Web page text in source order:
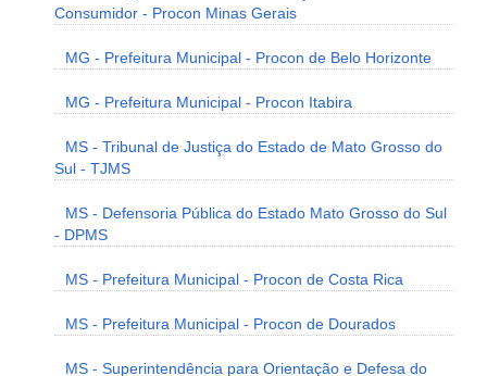
Consumidor - Procon Minas Gerais
MG - Prefeitura Municipal - Procon de Belo Horizonte
MG - Prefeitura Municipal - Procon Itabira
MS - Tribunal de Justiça do Estado de Mato Grosso do
Sul - TJMS
MS - Defensoria Pública do Estado Mato Grosso do Sul
- DPMS
MS - Prefeitura Municipal - Procon de Costa Rica
MS - Prefeitura Municipal - Procon de Dourados
MS - Superintendência para Orientação e Defesa do